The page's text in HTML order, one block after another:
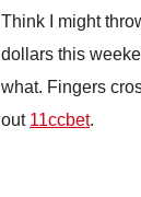
Think I might
dollars this
what. Fingers
out 11ccbet.